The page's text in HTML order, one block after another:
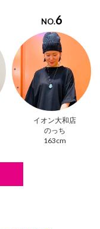
NO.6
イオン大和店
のっち
163cm